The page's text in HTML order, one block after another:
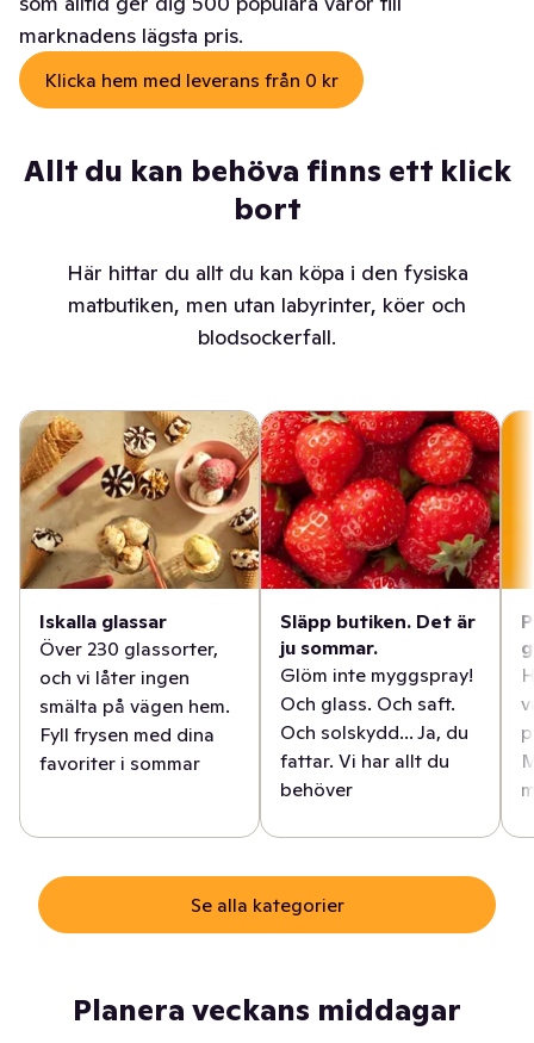
marknadens lägsta pris.
Klicka hem med leverans från 0 kr
Allt du kan behöva finns ett klick
bort
Här hittar du allt du kan köpa i den fysiska
matbutiken, men utan labyrinter, köer och
blodsockerfall.
Iskalla glassar
Över 230 glassorter,
och vi låter ingen
smälta på vägen hem.
Fyll frysen med dina
favoriter i sommar
Släpp butiken. Det är
ju sommar.
Glöm inte myggspray!
Och glass. Och saft.
Och solskydd... Ja, du
fattar. Vi har allt du
behöver
Se alla kategorier
Planera veckans middagar